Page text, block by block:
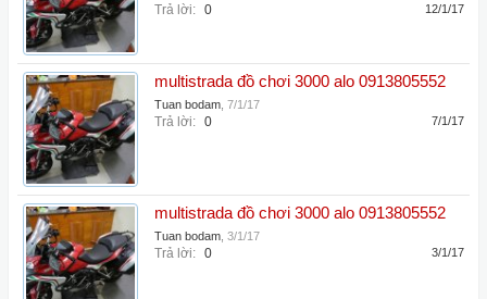
Trả lời: 0 12/1/17
multistrada đồ chơi 3000 alo 0913805552
Tuan bodam 7/1/17
Trả lời: 0 7/1/17
multistrada đồ chơi 3000 alo 0913805552
Tuan bodam 3/1/17
Trả lời: 0 3/1/17